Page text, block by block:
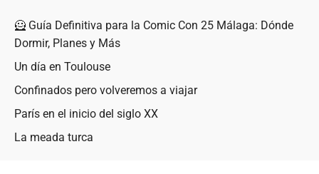
🦸 Guía Definitiva para la Comic Con 25 Málaga: Dónde
Dormir, Planes y Más
Un día en Toulouse
Confinados pero volveremos a viajar
París en el inicio del siglo XX
La meada turca